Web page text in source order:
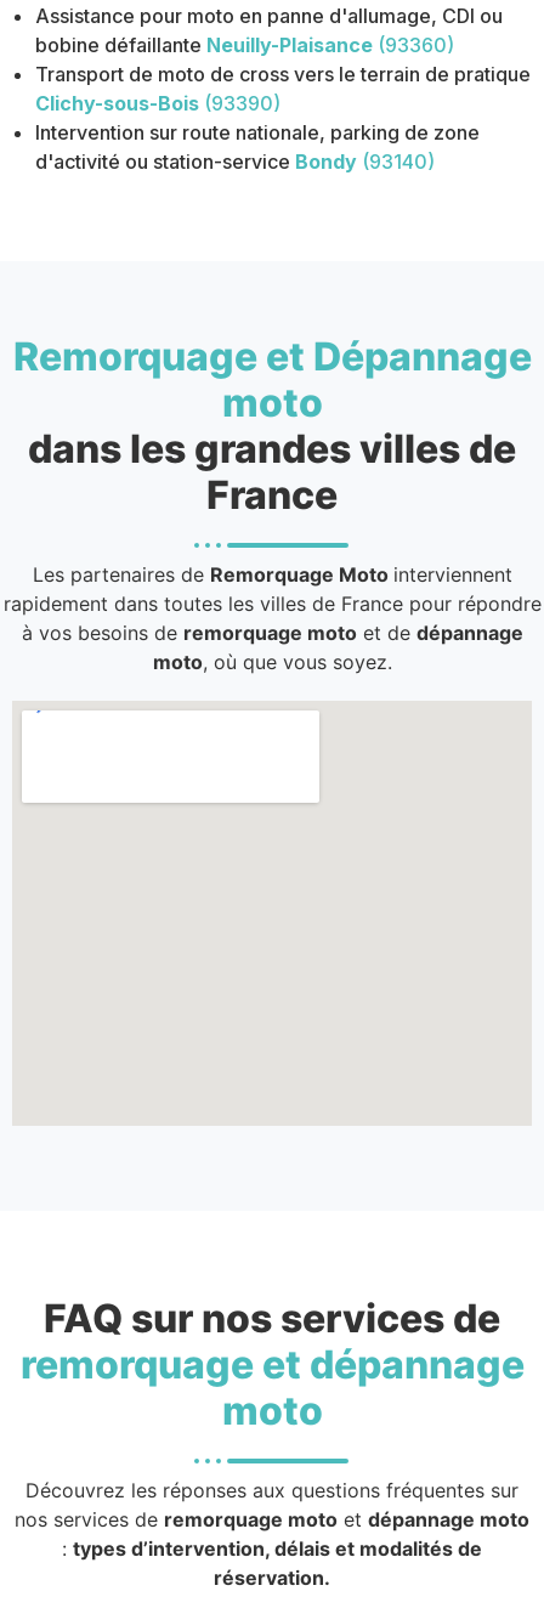
Assistance pour moto en panne d'allumage, CDI ou
bobine défaillante Neuilly-Plaisance (93360)
Transport de moto de cross vers le terrain de pratique
Clichy-sous-Bois (93390)
Intervention sur route nationale, parking de zone
d'activité ou station-service Bondy (93140)
Remorquage et Dépannage
moto
dans les grandes villes de
France
Les partenaires de Remorquage Moto interviennent
rapidement dans toutes les villes de France pour répondre
à vos besoins de remorquage motoet de dépannage
moto, où que vous soyez.
FAQ sur nos services de
remorquage et dépannage
moto
Découvrez les réponses aux questions fréquentes sur
nos services de remorquage moto et dépannage moto
: types d’intervention, délais et modalités de
réservation.